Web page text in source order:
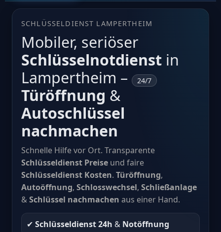
SCHLÜSSELDIENST LAMPERTHEIM
Mobiler, seriöser
Schlüsselnotdienst in
Lampertheim –
24/7
Türöffnung &
Autoschlüssel
nachmachen
Schnelle Hilfe vor Ort. Transparente
Schlüsseldienst Preise und faire
Schlüsseldienst Kosten. Türöffnung,
Autoöffnung, Schlosswechsel, Schließanlage
&Schlüssel nachmachen aus einer Hand.
✔︎ Schlüsseldienst 24h & Notöffnung